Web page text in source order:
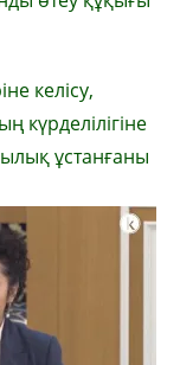
келісу,
күрделілігіне
ұстанғаны